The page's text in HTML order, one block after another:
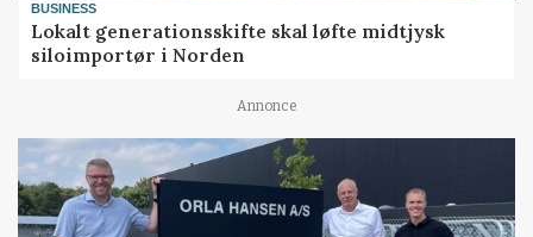
BUSINESS
Lokalt generationsskifte skal løfte midtjysk
siloimportør i Norden
Annonce